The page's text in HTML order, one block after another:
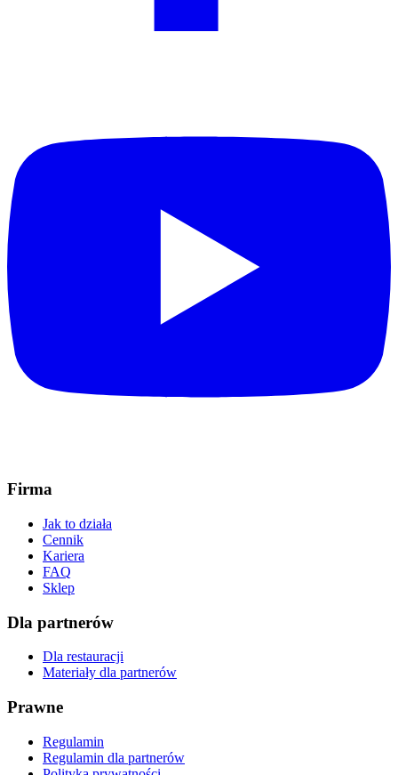
Firma
Jak to działa
Cennik
Kariera
FAQ
Sklep
Dla partnerów
Dla restauracji
Materiały dla partnerów
Prawne
Regulamin
Regulamin dla partnerów